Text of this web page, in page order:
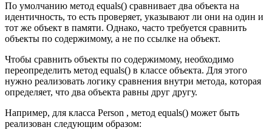
По умолчанию метод equals() сравнивает два объекта на
идентичность, то есть проверяет, указывают ли они на один и
тот же объект в памяти. Однако, часто требуется сравнить
объекты по содержимому, а не по ссылке на объект.
Чтобы сравнить объекты по содержимому, необходимо
переопределить метод equals() в классе объекта. Для этого
нужно реализовать логику сравнения внутри метода, которая
определяет, что два объекта равны друг другу.
Например, для класса Person , метод equals() может быть
реализован следующим образом: